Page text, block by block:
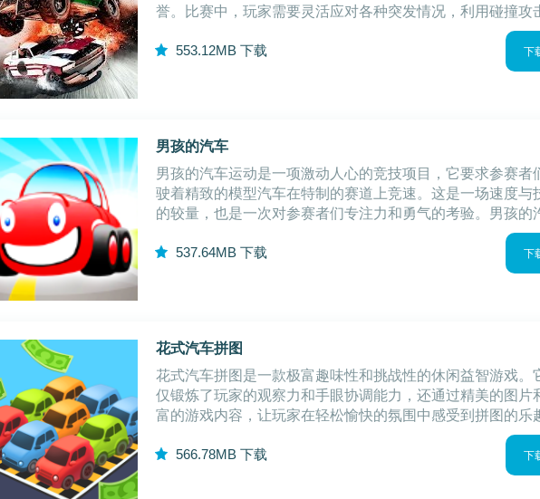
誉。比赛中，玩家需要灵活应对各种突发情况，利用碰撞攻
手，争夺领先地位。这不仅考验着玩家的驾驶技巧，还要求
具备出色的反应和判断能力。汽车碰撞攻击
553.12MB 下载 下
男孩的汽车
男孩的汽车运动是一项激动人心的竞技项目，它要求参赛者
驶着精致的模型汽车在特制的赛道上竞速。这是一场速度与
的较量，也是一次对参赛者们专注力和勇气的考验。男孩的
运动不仅提高了参赛者的速度和灵敏度，还丰富了他们的机
识。男孩的汽车游戏特性1.精细的汽车
537.64MB 下载 下
花式汽车拼图
花式汽车拼图是一款极富趣味性和挑战性的休闲益智游戏。
仅锻炼了玩家的观察力和手眼协调能力，还通过精美的图片
富的游戏内容，让玩家在轻松愉快的氛围中感受到拼图的乐
无论是孩子还是大人，都可以在花式汽车拼图中找到乐趣和
战。花式汽车拼图游戏玩法1.玩家需要从
566.78MB 下载 下